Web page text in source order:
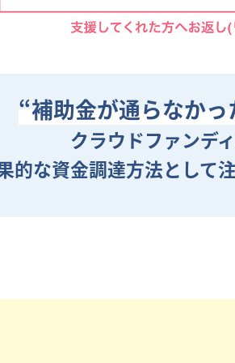
“補助金が通らなかっ
クラウドファンデ
的な資金調達方法として